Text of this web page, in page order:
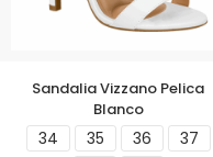
Sandalia Vizzano Pelica
Blanco
34 35 36
37